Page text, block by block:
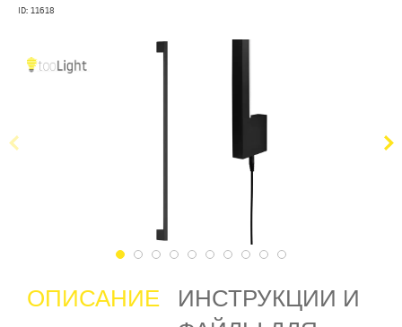
ID: 11618
ОПИСАНИЕ
ИНСТРУКЦИИ И